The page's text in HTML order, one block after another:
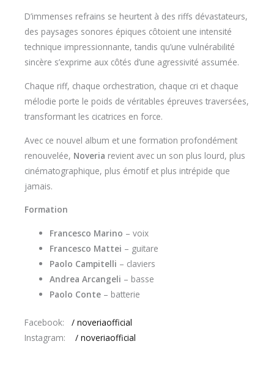
D’immenses refrains se heurtent à des riffs dévastateurs,
des paysages sonores épiques côtoient une intensité
technique impressionnante, tandis qu’une vulnérabilité
sincère s’exprime aux côtés d’une agressivité assumée.
Chaque riff, chaque orchestration, chaque cri et chaque
mélodie porte le poids de véritables épreuves traversées,
transformant les cicatrices en force.
Avec ce nouvel album et une formation profondément
renouvelée, Noveria revient avec un son plus lourd, plus
cinématographique, plus émotif et plus intrépide que
jamais.
Formation
Francesco Marino – voix
Francesco Mattei – guitare
Paolo Campitelli – claviers
Andrea Arcangeli – basse
Paolo Conte – batterie
Facebook:
/ noveriaofficial
Instagram:
/ noveriaofficial